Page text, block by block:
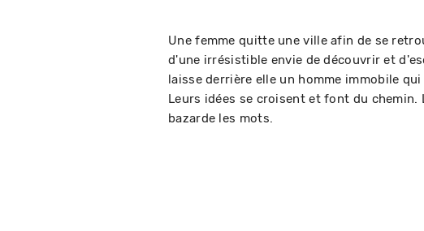
Une femme quitte une ville afin de se
d'une irrésistible envie de découvrir et
laisse derrière elle un homme immobile
Leurs idées se croisent et font du chemin.
bazarde les mots.